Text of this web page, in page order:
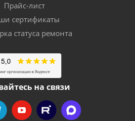
Прайс-лист
сертификаты
статуса ремонта
на связи